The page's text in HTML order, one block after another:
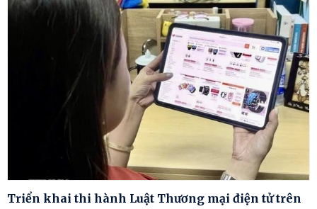
Triển khai thi hành Luật Thương mại điện tử trên